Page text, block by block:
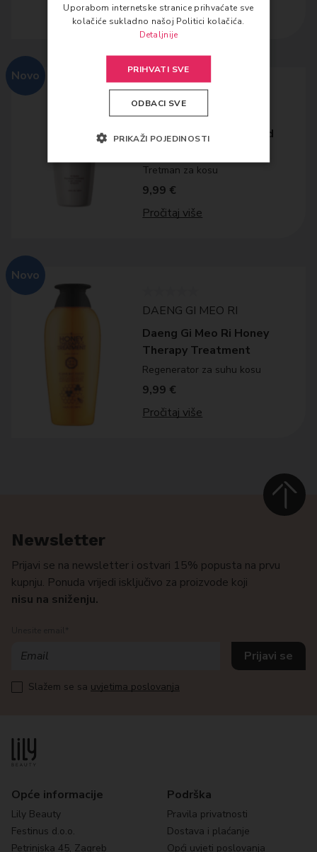
Dodaj u košaricu
Novo
DAENG GI MEO RI
Daeng Gi Meo Ri Ki Gold
Tretman za kosu
9,99 €
Pročitaj više
Novo
DAENG GI MEO RI
Daeng Gi Meo Ri Honey
Therapy Treatment
Regenerator za suhu kosu
9,99 €
Pročitaj više
Opće informacije
Lily Beauty
Festinus d.o.o.
Petrinjska 45, Zagreb
Podrška
Pravila privatnosti
Dostava i plaćanje
Opći uvjeti poslovanja
Newsletter
Prijavi se na newsletter i ostvari 15% popusta na prvu
kupnju. Ponuda vrijedi isključivo za proizvode koji
nisu na sniženju.
Slažem se sa uvjetima poslovanja
Uporabom internetske stranice prihvaćate sve
kolačiće sukladno našoj Politici kolačića.
Detaljnije
PRIHVATI SVE
ODBACI SVE
PRIKAŽI POJEDINOSTI